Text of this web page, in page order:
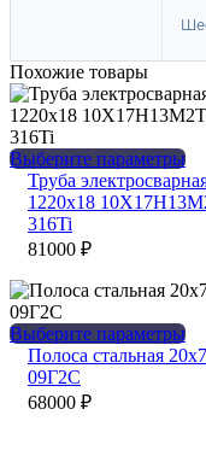
Похожие товары
Выберите параметры
на
Труба
1220х18
316Ti
81000 ₽
Выберите параметры
Полоса стальная
09Г2С
68000 ₽